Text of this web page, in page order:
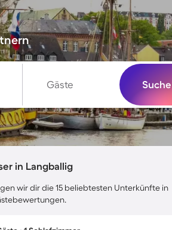
Gäste Suche
in Langballig
wir dir die 15 beliebtesten Unterkünfte in